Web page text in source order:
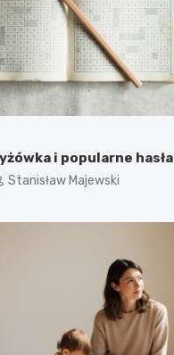
i popularne hasła
Stanisław Majewski